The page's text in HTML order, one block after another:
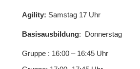
Agility: Samstag 17 Uhr
Basisausbildung: Donnerstag
Gruppe : 16:00 – 16:45 Uhr